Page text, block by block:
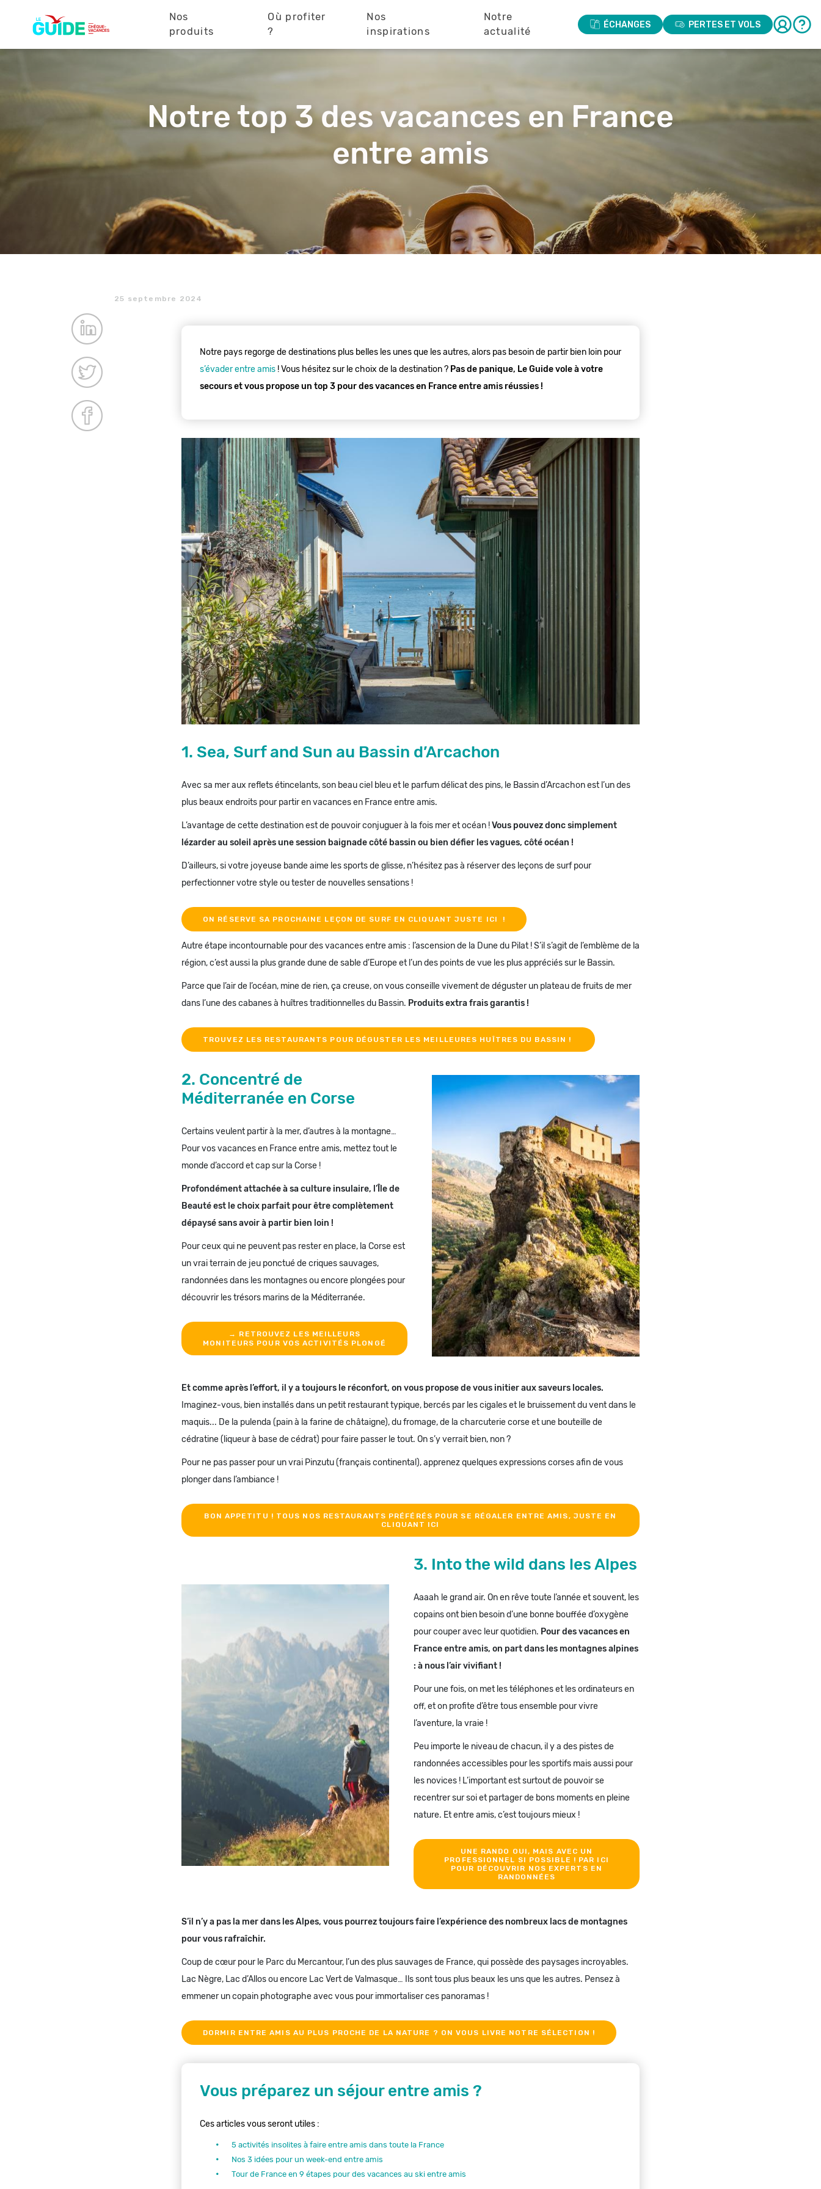
principale
Nos
produits
Où profiter
?
Nos
inspirations
Notre
actualité
ÉCHANGES PERTES ET VOLS
Notre top 3 des vacances en France
entre amis
25 septembre 2024
Notre pays regorge de destinations plus belles les unes que les autres, alors pas besoin de partir bien loin pour
s’évader entre amis ! Vous hésitez sur le choix de la destination ? Pas de panique, Le Guide vole à votre
secours et vous propose un top 3 pour des vacances en France entre amis réussies !
1. Sea, Surf and Sun au Bassin d’Arcachon
Avec sa mer aux reflets étincelants, son beau ciel bleu et le parfum délicat des pins, le Bassin d’Arcachon est l’un des
plus beaux endroits pour partir en vacances en France entre amis.
L’avantage de cette destination est de pouvoir conjuguer à la fois mer et océan !Vous pouvez donc simplement
lézarder au soleil après une session baignade côté bassin ou bien défier les vagues, côté océan !
D’ailleurs, si votre joyeuse bande aime les sports de glisse, n’hésitez pas à réserver des leçons de surf pour
perfectionner votre style ou tester de nouvelles sensations !
ON RÉSERVE SA PROCHAINE LEÇON DE SURF EN CLIQUANT JUSTE ICI !
Autre étape incontournable pour des vacances entre amis : l’ascension de la Dune du Pilat ! S’il s’agit de l’emblème de la
région, c’est aussi la plus grande dune de sable d’Europe et l’un des points de vue les plus appréciés sur le Bassin.
Parce que l’air de l’océan, mine de rien, ça creuse, on vous conseille vivement de déguster un plateau de fruits de mer
dans l’une des cabanes à huîtres traditionnelles du Bassin. Produits extra frais garantis !
TROUVEZ LES RESTAURANTS POUR DÉGUSTER LES MEILLEURES HUÎTRES DU BASSIN !
2. Concentré de
Méditerranée en Corse
Certains veulent partir à la mer, d’autres à la montagne…
Pour vos vacances en France entre amis, mettez tout le
monde d’accord et cap sur la Corse !
Profondément attachée à sa culture insulaire, l’Île de
Beauté est le choix parfait pour être complètement
dépaysé sans avoir à partir bien loin !
Pour ceux qui ne peuvent pas rester en place, la Corse est
un vrai terrain de jeu ponctué de criques sauvages,
randonnées dans les montagnes ou encore plongées pour
découvrir les trésors marins de la Méditerranée.
→ RETROUVEZ LES MEILLEURS
MONITEURS POUR VOS ACTIVITÉS PLONGÉ
Et comme après l’effort, il y a toujours le réconfort, on vous propose de vous initier aux saveurs locales.
Imaginez-vous, bien installés dans un petit restaurant typique, bercés par les cigales et le bruissement du vent dans le
maquis... De la pulenda (pain à la farine de châtaigne), du fromage, de la charcuterie corse et une bouteille de
cédratine (liqueur à base de cédrat) pour faire passer le tout. On s’y verrait bien, non ?
Pour ne pas passer pour un vrai Pinzutu (français continental), apprenez quelques expressions corses afin de vous
plonger dans l’ambiance !
BON APPETITU ! TOUS NOS RESTAURANTS PRÉFÉRÉS POUR SE RÉGALER ENTRE AMIS, JUSTE EN
CLIQUANT ICI
3. Into the wild dans les Alpes
Aaaah le grand air. On en rêve toute l’année et souvent, les
copains ont bien besoin d’une bonne bouffée d’oxygène
pour couper avec leur quotidien. Pour des vacances en
France entre amis, on part dans les montagnes alpines
: à nous l’air vivifiant !
Pour une fois, on met les téléphones et les ordinateurs en
off, et on profite d’être tous ensemble pour vivre
l’aventure, la vraie !
Peu importe le niveau de chacun, il y a des pistes de
randonnées accessibles pour les sportifs mais aussi pour
les novices ! L’important est surtout de pouvoir se
recentrer sur soi et partager de bons moments en pleine
nature. Et entre amis, c’est toujours mieux !
UNE RANDO OUI, MAIS AVEC UN
PROFESSIONNEL SI POSSIBLE ! PAR ICI
POUR DÉCOUVRIR NOS EXPERTS EN
RANDONNÉES
S’il n’y a pas la mer dans les Alpes, vous pourrez toujours faire l’expérience des nombreux lacs de montagnes
pour vous rafraîchir.
Coup de cœur pour le Parc du Mercantour, l’un des plus sauvages de France, qui possède des paysages incroyables.
Lac Nègre, Lac d’Allos ou encore Lac Vert de Valmasque… Ils sont tous plus beaux les uns que les autres. Pensez à
emmener un copain photographe avec vous pour immortaliser ces panoramas !
DORMIR ENTRE AMIS AU PLUS PROCHE DE LA NATURE ? ON VOUS LIVRE NOTRE SÉLECTION !
Vous préparez un séjour entre amis ?
Ces articles vous seront utiles :
5 activités insolites à faire entre amis dans toute la France
Nos 3 idées pour un week-end entre amis
Tour de France en 9 étapes pour des vacances au ski entre amis